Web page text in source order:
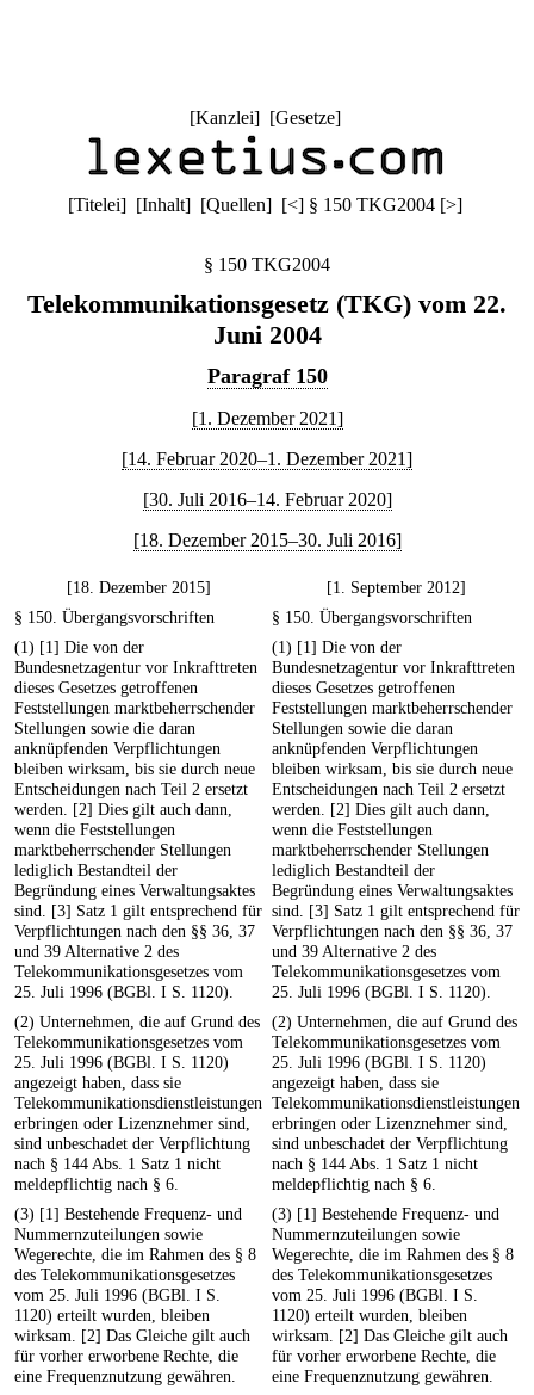
[Kanzlei] [Gesetze]
[Titelei] [Inhalt] [Quellen] [<] § 150 TKG2004 [>]
§ 150 TKG2004
Telekommunikationsgesetz (TKG) vom 22.
Juni 2004
Paragraf 150
[1. Dezember 2021]
[14. Februar 2020–1. Dezember 2021]
[30. Juli 2016–14. Februar 2020]
[18. Dezember 2015–30. Juli 2016]
[18. Dezember 2015]
[1. September 2012]
§ 150. Übergangsvorschriften
§ 150. Übergangsvorschriften
(1) [1] Die von der
Bundesnetzagentur vor Inkrafttreten
dieses Gesetzes getroffenen
Feststellungen marktbeherrschender
Stellungen sowie die daran
anknüpfenden Verpflichtungen
bleiben wirksam, bis sie durch neue
Entscheidungen nach Teil 2 ersetzt
werden. [2] Dies gilt auch dann,
wenn die Feststellungen
marktbeherrschender Stellungen
lediglich Bestandteil der
Begründung eines Verwaltungsaktes
sind. [3] Satz 1 gilt entsprechend für
Verpflichtungen nach den §§ 36, 37
und 39 Alternative 2 des
Telekommunikationsgesetzes vom
25. Juli 1996 (BGBl. I S. 1120).
(1) [1] Die von der
Bundesnetzagentur vor Inkrafttreten
dieses Gesetzes getroffenen
Feststellungen marktbeherrschender
Stellungen sowie die daran
anknüpfenden Verpflichtungen
bleiben wirksam, bis sie durch neue
Entscheidungen nach Teil 2 ersetzt
werden. [2] Dies gilt auch dann,
wenn die Feststellungen
marktbeherrschender Stellungen
lediglich Bestandteil der
Begründung eines Verwaltungsaktes
sind. [3] Satz 1 gilt entsprechend für
Verpflichtungen nach den §§ 36, 37
und 39 Alternative 2 des
Telekommunikationsgesetzes vom
25. Juli 1996 (BGBl. I S. 1120).
(2) Unternehmen, die auf Grund des
Telekommunikationsgesetzes vom
25. Juli 1996 (BGBl. I S. 1120)
angezeigt haben, dass sie
Telekommunikationsdienstleistungen
erbringen oder Lizenznehmer sind,
sind unbeschadet der Verpflichtung
nach § 144 Abs. 1 Satz 1 nicht
meldepflichtig nach § 6.
(2) Unternehmen, die auf Grund des
Telekommunikationsgesetzes vom
25. Juli 1996 (BGBl. I S. 1120)
angezeigt haben, dass sie
Telekommunikationsdienstleistungen
erbringen oder Lizenznehmer sind,
sind unbeschadet der Verpflichtung
nach § 144 Abs. 1 Satz 1 nicht
meldepflichtig nach § 6.
(3) [1] Bestehende Frequenz- und
Nummernzuteilungen sowie
Wegerechte, die im Rahmen des § 8
des Telekommunikationsgesetzes
vom 25. Juli 1996 (BGBl. I S.
1120) erteilt wurden, bleiben
wirksam. [2] Das Gleiche gilt auch
für vorher erworbene Rechte, die
eine Frequenznutzung gewähren.
(3) [1] Bestehende Frequenz- und
Nummernzuteilungen sowie
Wegerechte, die im Rahmen des § 8
des Telekommunikationsgesetzes
vom 25. Juli 1996 (BGBl. I S.
1120) erteilt wurden, bleiben
wirksam. [2] Das Gleiche gilt auch
für vorher erworbene Rechte, die
eine Frequenznutzung gewähren.